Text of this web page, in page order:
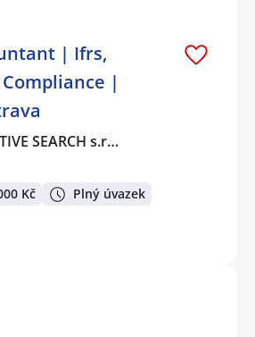
| Ifrs,
|
SEARCH s.r…
Kč Plný úvazek